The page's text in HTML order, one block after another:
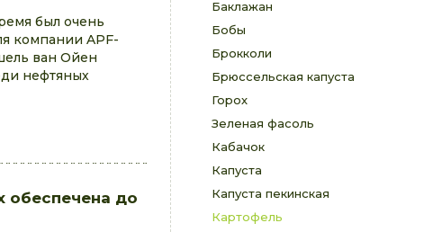
Баклажан
Бобы
Брокколи
Брюссельская капуста
Горох
Зеленая фасоль
Кабачок
Капуста
Капуста пекинская
Картофель
был очень
компании APF-
ван Ойен
нефтяных
обеспечена до